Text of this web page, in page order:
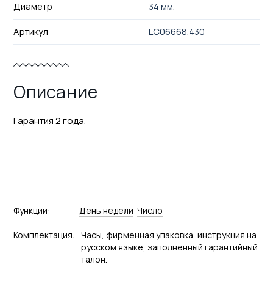
Диаметр
34 мм.
Артикул
LC06668.430
Описание
Гарантия 2 года.
Функции: День недели Число
Комплектация: Часы, фирменная упаковка, инструкция на
русском языке, заполненный гарантийный
талон.